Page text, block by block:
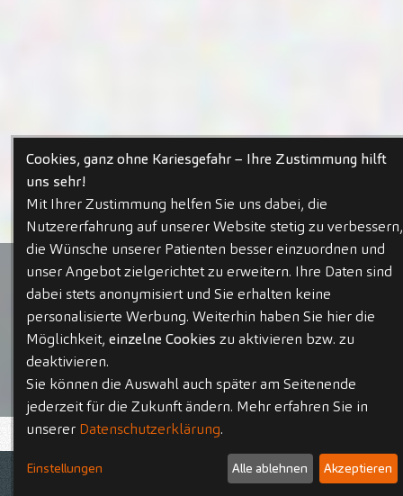
Aktuelle Stellenangebote
Cookies, ganz ohne Kariesgefahr – Ihre Zustimmung hilft
uns sehr!
Mit Ihrer Zustimmung helfen Sie uns dabei, die
Nutzererfahrung auf unserer Website stetig zu verbessern,
die Wünsche unserer Patienten besser einzuordnen und
unser Angebot zielgerichtet zu erweitern. Ihre Daten sind
dabei stets anonymisiert und Sie erhalten keine
personalisierte Werbung. Weiterhin haben Sie hier die
Möglichkeit, einzelne Cookies zu aktivieren bzw. zu
deaktivieren.
Sie können die Auswahl auch später am Seitenende
jederzeit für die Zukunft ändern. Mehr erfahren Sie in
unserer Datenschutzerklärung.
Einstellungen Alle ablehnen Akzeptieren